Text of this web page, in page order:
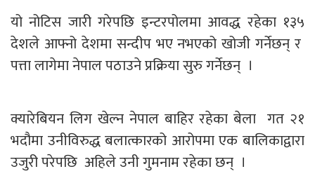
यो नोटिस जारी गरेपछि इन्टरपोलमा आवद्ध रहेका १३५
देशले आफ्नो देशमा सन्दीप भए नभएको खोजी गर्नेछन् र
पत्ता लागेमा नेपाल पठाउने प्रक्रिया सुरु गर्नेछन् ।
क्यारेबियन लिग खेल्न नेपाल बाहिर रहेका बेला गत २१
भदौमा उनीविरुद्ध बलात्कारको आरोपमा एक बालिकाद्वारा
उजुरी परेपछि अहिले उनी गुमनाम रहेका छन् ।